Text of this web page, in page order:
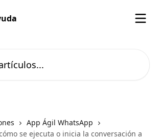
App Ágil WhatsApp
se ejecuta o inicia la conversación a